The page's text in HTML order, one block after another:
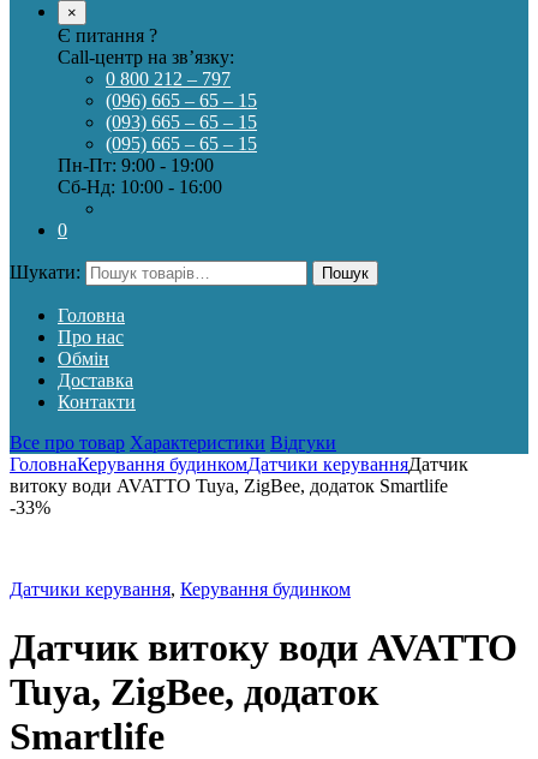
×
Є питання ?
Call-центр на зв’язку:
0 800 212 – 797
(096) 665 – 65 – 15
(093) 665 – 65 – 15
(095) 665 – 65 – 15
Пн-Пт: 9:00 - 19:00
Сб-Нд: 10:00 - 16:00
0
Шукати: Пошук
Головна
Про нас
Обмін
Доставка
Контакти
Все про товар Характеристики Відгуки
ГоловнаКерування будинкомДатчики керуванняДатчик
витоку води AVATTO Tuya, ZigBee, додаток Smartlife
-33%
Датчики керування, Керування будинком
Датчик витоку води AVATTO
Tuya, ZigBee, додаток
Smartlife